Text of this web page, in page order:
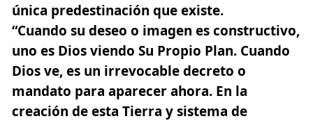
única predestinación que existe.
“Cuando su deseo o imagen es constructivo,
uno es Dios viendo Su Propio Plan. Cuando
Dios ve, es un irrevocable decreto o
mandato para aparecer ahora. En la
creación de esta Tierra y sistema de